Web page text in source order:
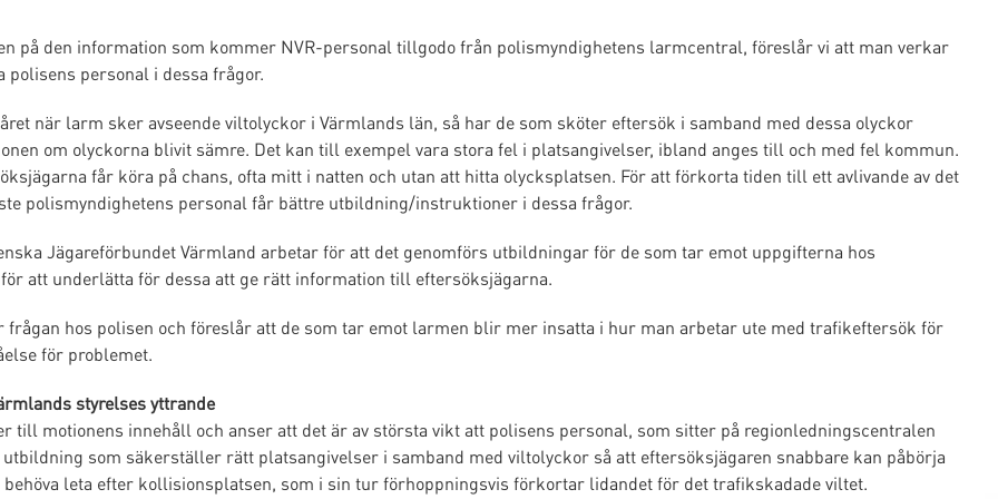
på den information som kommer NVR-personal tillgodo från polismyndighetens larmcentral, föreslår vi att man verkar
polisens personal i dessa frågor.
när larm sker avseende viltolyckor i Värmlands län, så har de som sköter eftersök i samband med dessa olyckor
om olyckorna blivit sämre. Det kan till exempel vara stora fel i platsangivelser, ibland anges till och med fel kommun.
får köra på chans, ofta mitt i natten och utan att hitta olycksplatsen. För att förkorta tiden till ett avlivande av det
polismyndighetens personal får bättre utbildning/instruktioner i dessa frågor.
Jägareförbundet Värmland arbetar för att det genomförs utbildningar för de som tar emot uppgifterna hos
att underlätta för dessa att ge rätt information till eftersöksjägarna.
frågan hos polisen och föreslår att de som tar emot larmen blir mer insatta i hur man arbetar ute med trafikeftersök för
för problemet.
styrelses yttrande
till motionens innehåll och anser att det är av största vikt att polisens personal, som sitter på regionledningscentralen
utbildning som säkerställer rätt platsangivelser i samband med viltolyckor så att eftersöksjägaren snabbare kan påbörja
leta efter kollisionsplatsen, som i sin tur förhoppningsvis förkortar lidandet för det trafikskadade viltet.